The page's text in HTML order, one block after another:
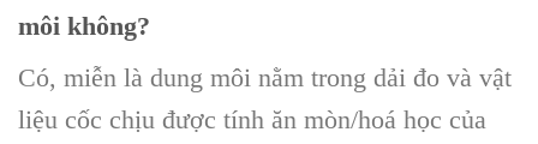
môi không?
Có, miễn là dung môi nằm trong dải đo và vật
liệu cốc chịu được tính ăn mòn/hoá học của